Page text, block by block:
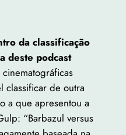
da classificação
deste podcast
classificar de outra
a que apresentou a
“Barbazul versus